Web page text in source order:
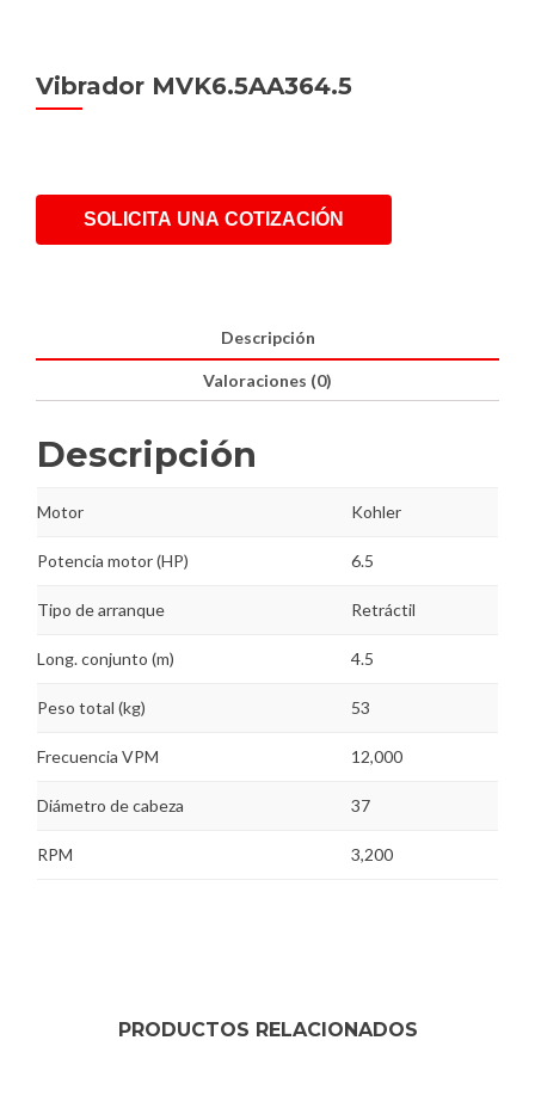
Vibrador MVK6.5AA364.5
SOLICITA UNA COTIZACIÓN
Descripción
Valoraciones (0)
Descripción
Motor Kohler
Potencia motor (HP) 6.5
Tipo de arranque Retráctil
Long. conjunto (m) 4.5
Peso total (kg) 53
Frecuencia VPM 12,000
Diámetro de cabeza 37
RPM 3,200
PRODUCTOS RELACIONADOS